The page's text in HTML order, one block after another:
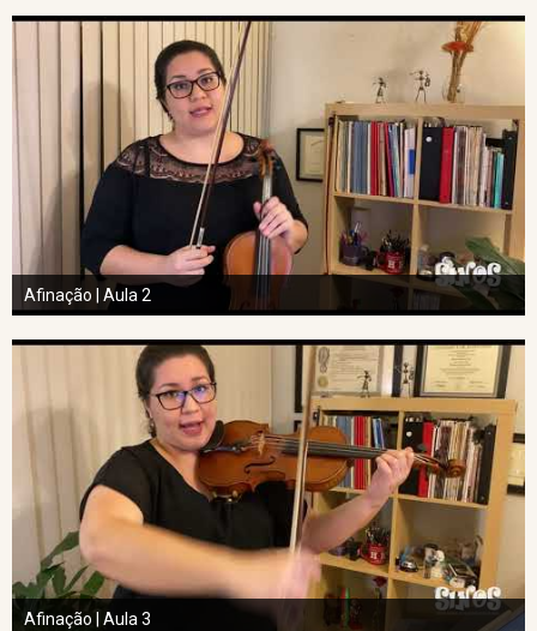
Afinação | Aula 2
Afinação | Aula 3